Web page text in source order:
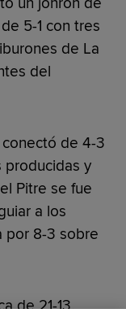
5-1 con tres
de La
del
de 4-3
producidas y
Pitre se fue
a los
por 8-3 sobre
de 21-13,